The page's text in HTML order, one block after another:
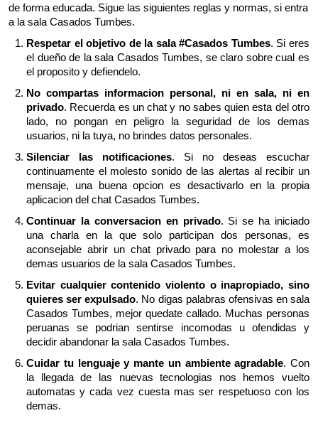
de forma educada. Sigue las siguientes reglas y normas, si entra
a la sala Casados Tumbes.
Respetar el objetivo de la sala #Casados Tumbes. Si eres
el dueño de la sala Casados Tumbes, se claro sobre cual es
el proposito y defiendelo.
No compartas informacion personal, ni en sala, ni en
privado. Recuerda es un chat y no sabes quien esta del otro
lado, no pongan en peligro la seguridad de los demas
usuarios, ni la tuya, no brindes datos personales.
Silenciar las notificaciones. Si no deseas escuchar
continuamente el molesto sonido de las alertas al recibir un
mensaje, una buena opcion es desactivarlo en la propia
aplicacion del chat Casados Tumbes.
Continuar la conversacion en privado. Si se ha iniciado
una charla en la que solo participan dos personas, es
aconsejable abrir un chat privado para no molestar a los
demas usuarios de la sala Casados Tumbes.
Evitar cualquier contenido violento o inapropiado, sino
quieres ser expulsado. No digas palabras ofensivas en sala
Casados Tumbes, mejor quedate callado. Muchas personas
peruanas se podrian sentirse incomodas u ofendidas y
decidir abandonar la sala Casados Tumbes.
Cuidar tu lenguaje y mante un ambiente agradable. Con
la llegada de las nuevas tecnologias nos hemos vuelto
automatas y cada vez cuesta mas ser respetuoso con los
demas.